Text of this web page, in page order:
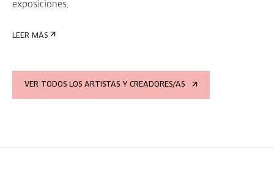
exposiciones.
LEER MÁS
VER TODOS LOS ARTISTAS Y CREADORES/AS